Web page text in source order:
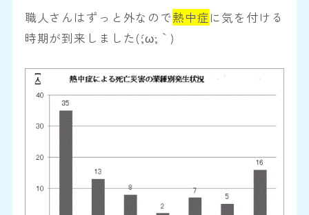
職人さんはずっと外なので熱中症に気を付ける
時期が到来しました(´;ω;｀)